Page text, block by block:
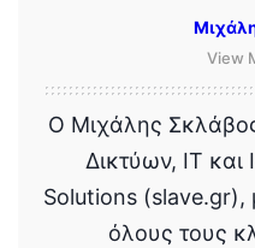
View
Ο Μιχάλης
Δικτύων, IT και
Solutions (slave.gr),
όλους τους